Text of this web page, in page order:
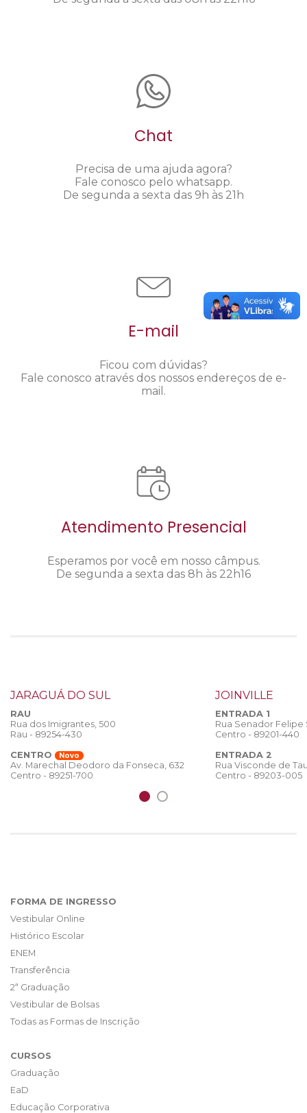
Chat
Precisa de uma ajuda agora?
Fale conosco pelo whatsapp.
De segunda a sexta das 9h às 21h
E-mail
Ficou com dúvidas?
Fale conosco através dos nossos endereços de e-
mail.
Atendimento Presencial
Esperamos por você em nosso câmpus.
De segunda a sexta das 8h às 22h16
JARAGUÁ DO SUL
RAU
Rua dos Imigrantes, 500
Rau - 89254-430
CENTRO
Novo
Av. Marechal Deodoro da Fonseca, 632
Centro - 89251-700
JOINVILLE
ENTRADA 1
Rua Senador
Centro - 89201-440
ENTRADA 2
Rua Visconde de
Centro - 89203-005
FORMA DE INGRESSO
Vestibular Online
Histórico Escolar
ENEM
Transferência
2ª Graduação
Vestibular de Bolsas
Todas as Formas de Inscrição
CURSOS
Graduação
EaD
Educação Corporativa